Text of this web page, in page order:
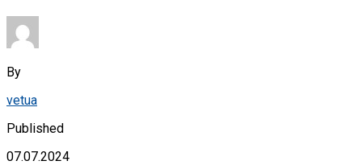
By
vetua
Published
07.07.2024